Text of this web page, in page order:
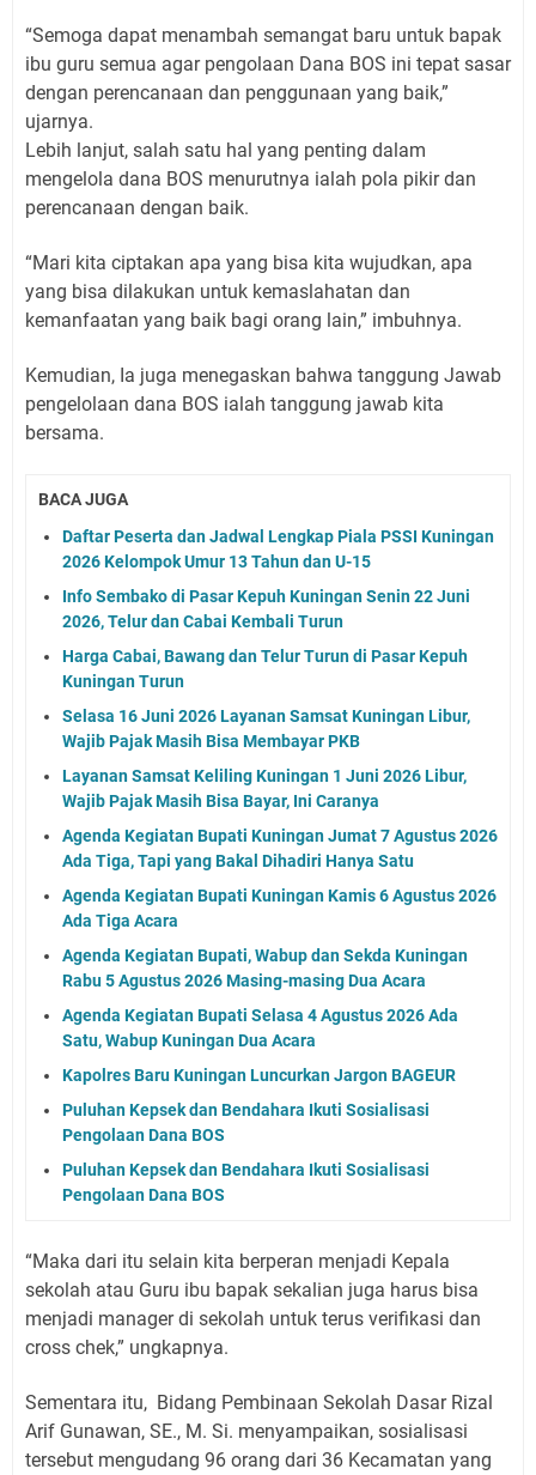
“Semoga dapat menambah semangat baru untuk bapak
ibu guru semua agar pengolaan Dana BOS ini tepat sasar
dengan perencanaan dan penggunaan yang baik,”
ujarnya.
Lebih lanjut, salah satu hal yang penting dalam
mengelola dana BOS menurutnya ialah pola pikir dan
perencanaan dengan baik.
“Mari kita ciptakan apa yang bisa kita wujudkan, apa
yang bisa dilakukan untuk kemaslahatan dan
kemanfaatan yang baik bagi orang lain,” imbuhnya.
Kemudian, Ia juga menegaskan bahwa tanggung Jawab
pengelolaan dana BOS ialah tanggung jawab kita
bersama.
BACA JUGA
Daftar Peserta dan Jadwal Lengkap Piala PSSI Kuningan
2026 Kelompok Umur 13 Tahun dan U-15
Info Sembako di Pasar Kepuh Kuningan Senin 22 Juni
2026, Telur dan Cabai Kembali Turun
Harga Cabai, Bawang dan Telur Turun di Pasar Kepuh
Kuningan Turun
Selasa 16 Juni 2026 Layanan Samsat Kuningan Libur,
Wajib Pajak Masih Bisa Membayar PKB
Layanan Samsat Keliling Kuningan 1 Juni 2026 Libur,
Wajib Pajak Masih Bisa Bayar, Ini Caranya
Agenda Kegiatan Bupati Kuningan Jumat 7 Agustus 2026
Ada Tiga, Tapi yang Bakal Dihadiri Hanya Satu
Agenda Kegiatan Bupati Kuningan Kamis 6 Agustus 2026
Ada Tiga Acara
Agenda Kegiatan Bupati, Wabup dan Sekda Kuningan
Rabu 5 Agustus 2026 Masing-masing Dua Acara
Agenda Kegiatan Bupati Selasa 4 Agustus 2026 Ada
Satu, Wabup Kuningan Dua Acara
Kapolres Baru Kuningan Luncurkan Jargon BAGEUR
Puluhan Kepsek dan Bendahara Ikuti Sosialisasi
Pengolaan Dana BOS
Puluhan Kepsek dan Bendahara Ikuti Sosialisasi
Pengolaan Dana BOS
“Maka dari itu selain kita berperan menjadi Kepala
sekolah atau Guru ibu bapak sekalian juga harus bisa
menjadi manager di sekolah untuk terus verifikasi dan
cross chek,” ungkapnya.
Sementara itu, Bidang Pembinaan Sekolah Dasar Rizal
Arif Gunawan, SE., M. Si. menyampaikan, sosialisasi
tersebut mengudang 96 orang dari 36 Kecamatan yang